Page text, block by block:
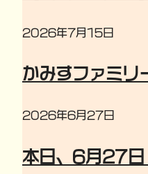
2026年7月15日
かみすファミ
2026年6月27日
本日、6月27日